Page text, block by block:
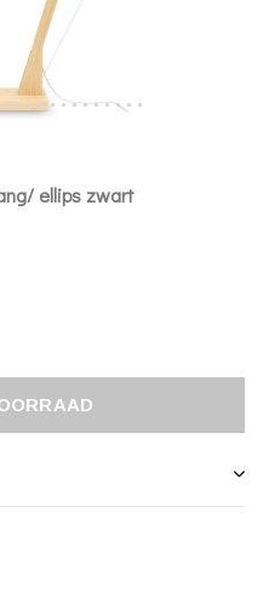
ellips zwart